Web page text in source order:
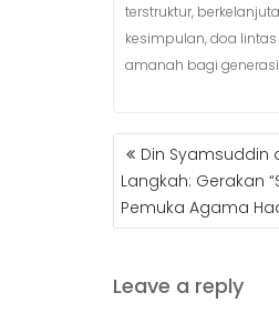
terstruktur,
kesimpulan, doa
amanah bagi
POST
NAVIGATION
Din Syamsuddin
Langkah: Gerakan
Pemuka Agama
Leave a reply